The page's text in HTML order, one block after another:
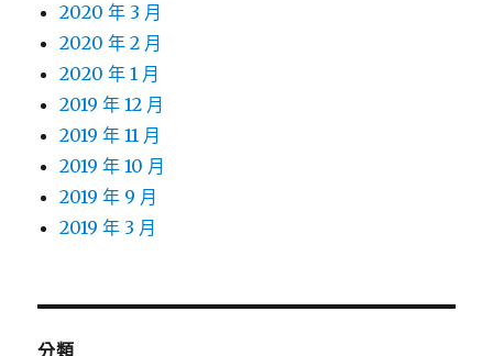
2020 年 3 月
2020 年 2 月
2020 年 1 月
2019 年 12 月
2019 年 11 月
2019 年 10 月
2019 年 9 月
2019 年 3 月
分類